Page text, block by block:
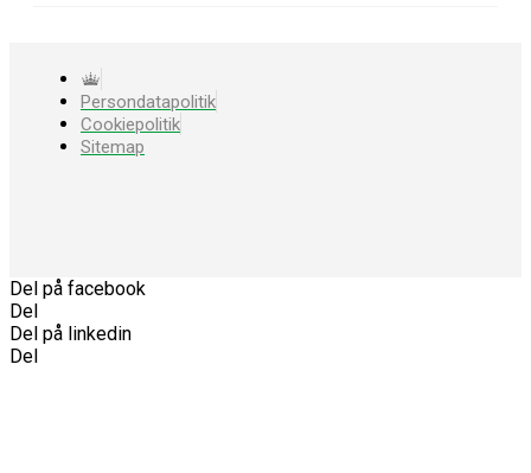
Persondatapolitik
Cookiepolitik
Sitemap
Del på facebook
Del
Del på linkedin
Del